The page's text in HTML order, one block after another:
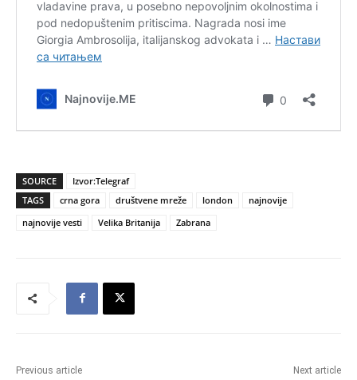
SOURCE
Izvor:Telegraf
TAGS
crna gora društvene mreže london
najnovije
najnovije vesti
Velika Britanija Zabrana
Previous article Next article